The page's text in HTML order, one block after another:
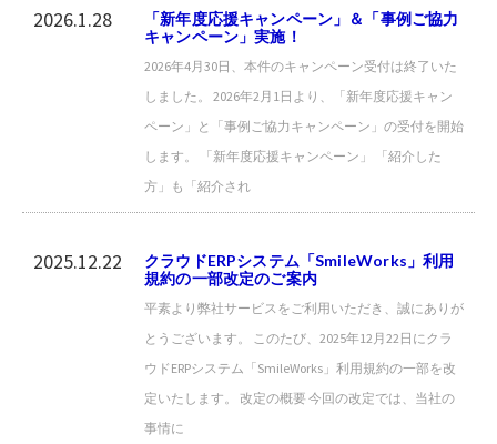
2026.1.28
「新年度応援キャンペーン」＆「事例ご協力
キャンペーン」実施！
2026年4月30日、本件のキャンペーン受付は終了いた
しました。 2026年2月1日より、「新年度応援キャン
ペーン」と「事例ご協力キャンペーン」の受付を開始
します。 「新年度応援キャンペーン」 「紹介した
方」も「紹介され
2025.12.22
クラウドERPシステム「SmileWorks」利用
規約の一部改定のご案内
平素より弊社サービスをご利用いただき、誠にありが
とうございます。 このたび、2025年12月22日にクラ
ウドERPシステム「SmileWorks」利用規約の一部を改
定いたします。 改定の概要 今回の改定では、当社の
事情に